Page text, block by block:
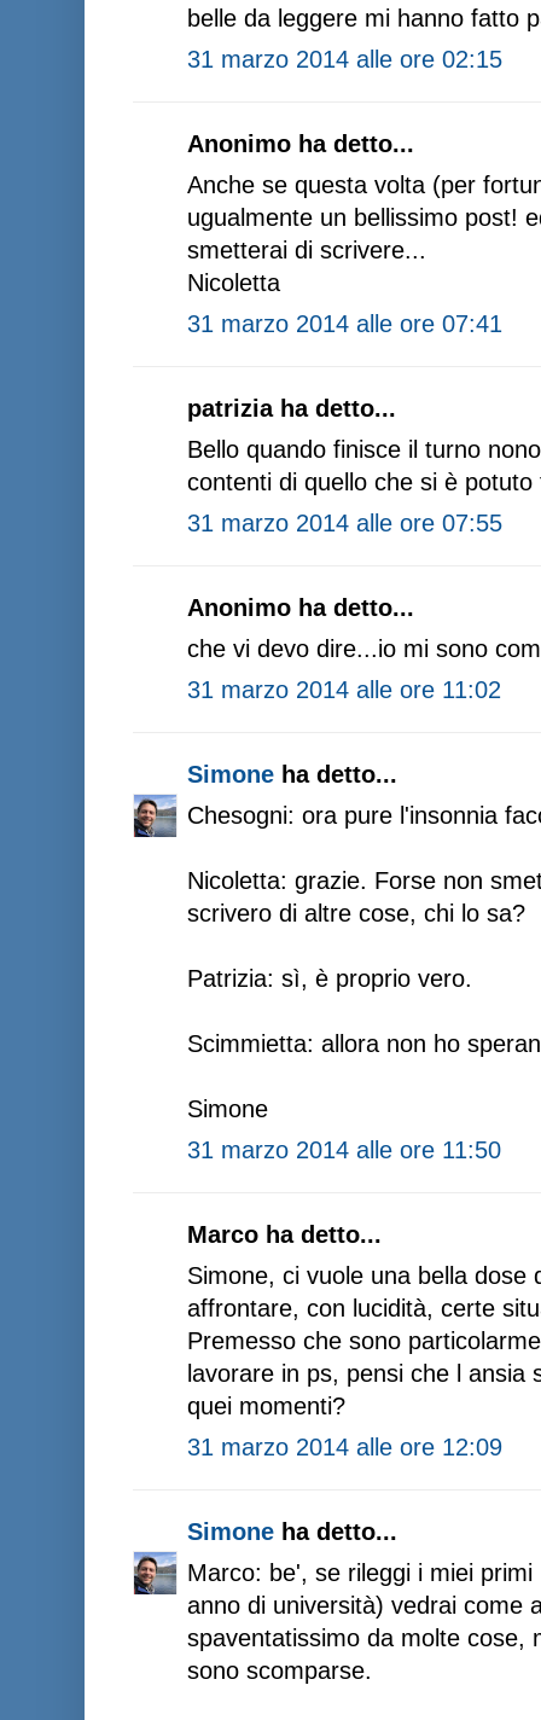
belle da leggere mi hanno fatto
31 marzo 2014 alle ore 02:15
Anonimo ha detto...
Anche se questa volta (per
ugualmente un bellissimo post!
smetterai di scrivere...
Nicoletta
31 marzo 2014 alle ore 07:41
patrizia ha detto...
Bello quando finisce il turno
contenti di quello che si è potuto
31 marzo 2014 alle ore 07:55
Anonimo ha detto...
che vi devo dire...io mi sono
31 marzo 2014 alle ore 11:02
Simone ha detto...
Chesogni: ora pure l'insonnia
Nicoletta: grazie. Forse non
scrivero di altre cose, chi lo sa?
Patrizia: sì, è proprio vero.
Scimmietta: allora non ho
Simone
31 marzo 2014 alle ore 11:50
Marco ha detto...
Simone, ci vuole una bella dose
affrontare, con lucidità, certe
Premesso che sono
lavorare in ps, pensi che l ansia
quei momenti?
31 marzo 2014 alle ore 12:09
Simone ha detto...
Marco: be', se rileggi i miei
anno di università) vedrai come
spaventatissimo da molte cose,
sono scomparse.